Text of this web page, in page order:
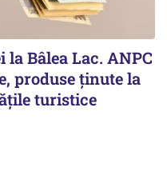
la Bâlea Lac. ANPC
produse ținute la
turistice